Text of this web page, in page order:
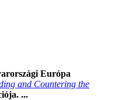
Európa
and Countering the
...